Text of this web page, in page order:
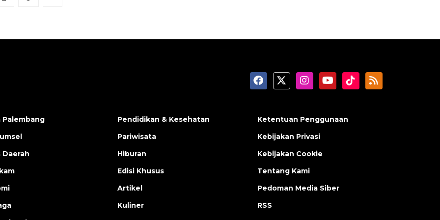
Pendidikan & Kesehatan
Pariwisata
Hiburan
Edisi Khusus
Artikel
Kuliner
Ketentuan Penggunaan
Kebijakan Privasi
Kebijakan Cookie
Tentang Kami
Pedoman Media Siber
RSS